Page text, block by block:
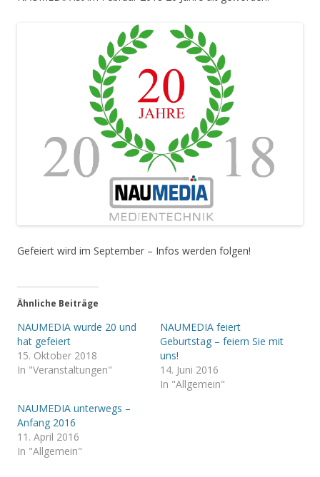
Gefeiert wird im September – Infos werden folgen!
Ähnliche Beiträge
NAUMEDIA wurde 20 und
hat gefeiert
15. Oktober 2018
In "Veranstaltungen"
NAUMEDIA feiert
Geburtstag – feiern Sie mit
uns!
14. Juni 2016
In "Allgemein"
NAUMEDIA unterwegs –
Anfang 2016
11. April 2016
In "Allgemein"